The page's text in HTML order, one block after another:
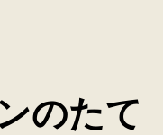
のたて